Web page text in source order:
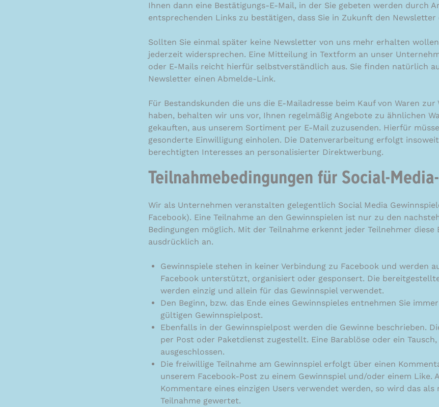
Ihnen dann eine Bestätigungs-E-Mail, in der Sie gebeten werden durch
entsprechenden Links zu bestätigen, dass Sie in Zukunft den
Sollten Sie einmal später keine Newsletter von uns mehr erhalten
jederzeit widersprechen. Eine Mitteilung in Textform an unser
oder E-Mails reicht hierfür selbstverständlich aus. Sie finden natürlich
Newsletter einen Abmelde-Link.
Für Bestandskunden die uns die E-Mailadresse beim Kauf von Waren
haben, behalten wir uns vor, Ihnen regelmäßig Angebote zu ähnlichen
gekauften, aus unserem Sortiment per E-Mail zuzusenden. Hierfür
gesonderte Einwilligung einholen. Die Datenverarbeitung erfolgt
berechtigten Interesses an personalisierter Direktwerbung.
Teilnahmebedingungen für Social-
Wir als Unternehmen veranstalten gelegentlich Social Media
Facebook). Eine Teilnahme an den Gewinnspielen ist nur zu den
Bedingungen möglich. Mit der Teilnahme erkennt jeder Teilnehmer diese
ausdrücklich an.
Gewinnspiele stehen in keiner Verbindung zu Facebook und werden
Facebook unterstützt, organisiert oder gesponsert. Die
werden einzig und allein für das Gewinnspiel verwendet.
Den Beginn, bzw. das Ende eines Gewinnspieles entnehmen Sie
gültigen Gewinnspielpost.
Ebenfalls in der Gewinnspielpost werden die Gewinne beschrieben.
per Post oder Paketdienst zugestellt. Eine Barablöse oder ein
ausgeschlossen.
Die freiwillige Teilnahme am Gewinnspiel erfolgt über einen
unserem Facebook-Post zu einem Gewinnspiel und/oder einem Like.
Kommentare eines einzigen Users verwendet werden, so wird das als
Teilnahme gewertet.